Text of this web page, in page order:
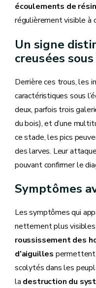
écoulements de
régulièrement visible à
Un signe
creusées sous
Derrière ces trous, les
caractéristiques sous
deux, parfois trois
du bois), et d’une
ce stade, les pics
des larves. Leur
pouvant confirmer le
Symptômes
Les symptômes qui
nettement plus
roussissement des
d’aiguilles permettent
scolytés dans les
la destruction du